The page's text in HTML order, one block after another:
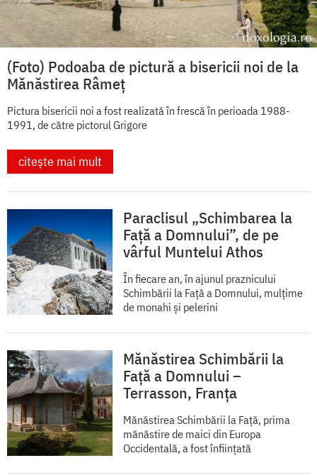
(Foto) Podoaba de pictură a bisericii noi de la
Mănăstirea Râmeț
Pictura bisericii noi a fost realizată în frescă în perioada 1988-
1991, de către pictorul Grigore
citește mai mult
Paraclisul „Schimbarea la
Față a Domnului”, de pe
vârful Muntelui Athos
În fiecare an, în ajunul praznicului
Schimbării la Faţă a Domnului, mulţime
de monahi şi pelerini
Mănăstirea Schimbării la
Față a Domnului –
Terrasson, Franţa
Mănăstirea Schimbării la Față, prima
mănăstire de maici din Europa
Occidentală, a fost înființată